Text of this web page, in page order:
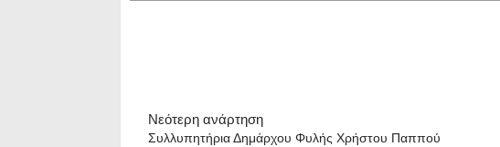
Νεότερη ανάρτηση
Συλλυπητήρια Δημάρχου Φυλής Χρήστου Παππού